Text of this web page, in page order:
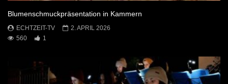
Blumenschmuckpräsentation in Kammern
ECHTZEIT-TV
2. APRIL 2026
560
1